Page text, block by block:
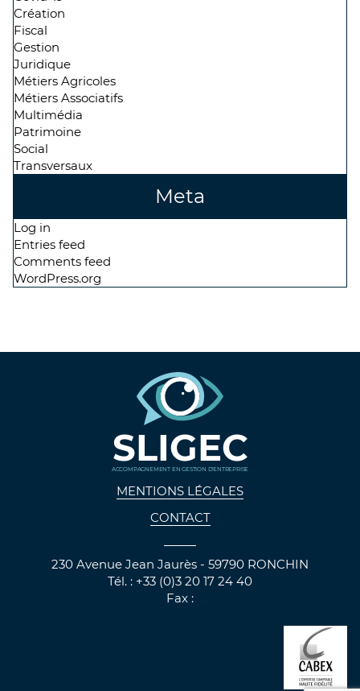
Création
Fiscal
Gestion
Juridique
Métiers Agricoles
Métiers Associatifs
Multimédia
Patrimoine
Social
Transversaux
Meta
Log in
Entries feed
Comments feed
WordPress.org
SLIGEC
ACCOMPAGNEMENT EN GESTION D'ENTREPRISE
MENTIONS LÉGALES
CONTACT
230 Avenue Jean Jaurès - 59790 RONCHIN
Tél. : +33 (0)3 20 17 24 40
Fax :